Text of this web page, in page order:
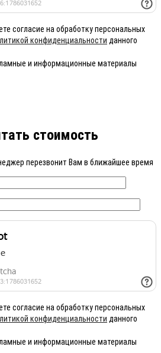
согласие на обработку персональных
конфиденциальности данного
и информационные материалы
стоимость
перезвонит Вам в ближайшее время
согласие на обработку персональных
конфиденциальности данного
и информационные материалы